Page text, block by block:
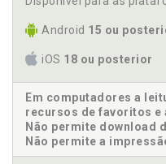
Android 15 ou
iOS 18 ou posterior
Em computadores a
recursos de favoritos e
Não permite download
Não permite a